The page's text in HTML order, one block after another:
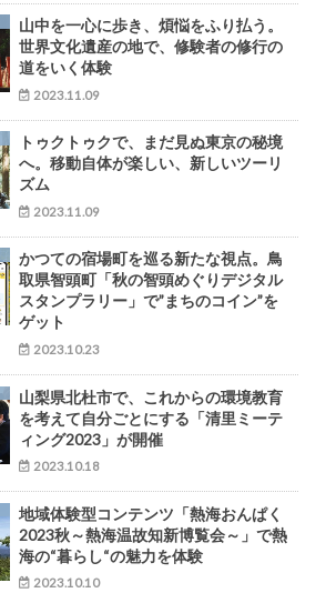
山中を一心に歩き、煩悩をふり払う。
世界文化遺産の地で、修験者の修行の
道をいく体験
2023.11.09
トゥクトゥクで、まだ見ぬ東京の秘境
へ。移動自体が楽しい、新しいツーリ
ズム
2023.11.09
かつての宿場町を巡る新たな視点。鳥
取県智頭町「秋の智頭めぐりデジタル
スタンプラリー」で”まちのコイン”を
ゲット
2023.10.23
山梨県北杜市で、これからの環境教育
を考えて自分ごとにする「清里ミーテ
ィング2023」が開催
2023.10.18
地域体験型コンテンツ「熱海おんぱく
2023秋～熱海温故知新博覧会～」で熱
海の“暮らし“の魅力を体験
2023.10.10